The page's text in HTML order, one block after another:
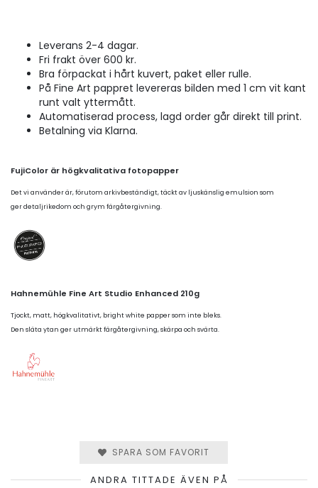
Leverans 2-4 dagar.
Fri frakt över 600 kr.
Bra förpackat i hårt kuvert, paket eller rulle.
På Fine Art pappret levereras bilden med 1 cm vit kant
runt valt yttermått.
Automatiserad process, lagd order går direkt till print.
Betalning via Klarna.
FujiColor är högkvalitativa fotopapper
Det vi använder är, förutom arkivbeständigt, täckt av ljuskänslig emulsion som
ger detaljrikedom och grym färgåtergivning.
Hahnemühle Fine Art Studio Enhanced 210g
Tjockt, matt, högkvalitativt, bright white papper som inte bleks.
Den släta ytan ger utmärkt färgåtergivning, skärpa och svärta.
SPARA SOM FAVORIT
ANDRA TITTADE ÄVEN PÅ